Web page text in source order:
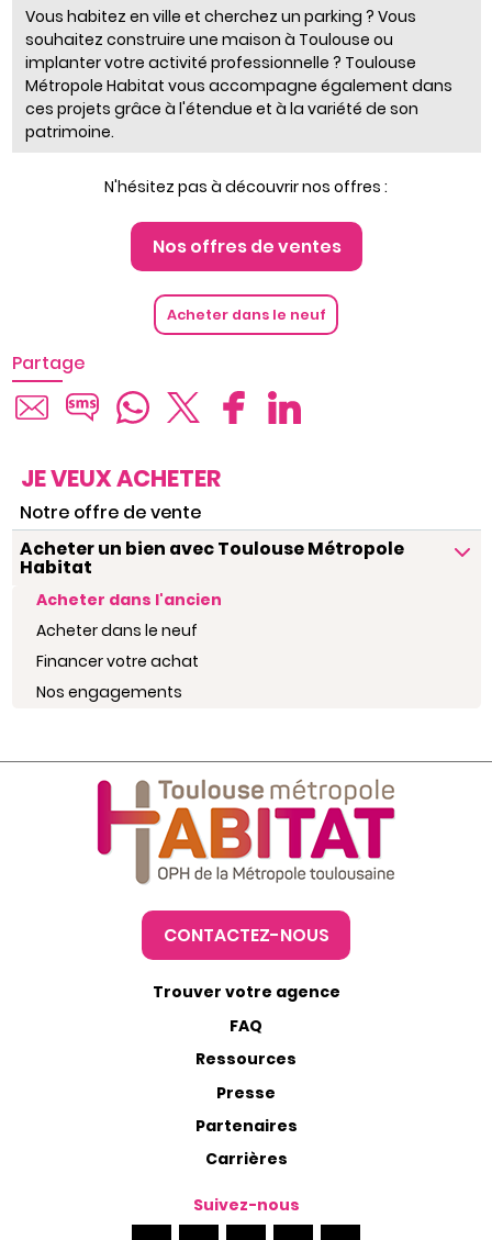
Vous habitez en ville et cherchez un parking ? Vous
souhaitez construire une maison à Toulouse ou
implanter votre activité professionnelle ? Toulouse
Métropole Habitat vous accompagne également dans
ces projets grâce à l'étendue et à la variété de son
patrimoine.
N'hésitez pas à découvrir nos offres :
Nos offres de ventes
Acheter dans le neuf
Partage
JE VEUX ACHETER
Notre offre de vente
Acheter un bien avec Toulouse Métropole
Habitat
Acheter dans l'ancien
Acheter dans le neuf
Financer votre achat
Nos engagements
CONTACTEZ-NOUS
Trouver votre agence
FAQ
Ressources
Presse
Partenaires
Carrières
Suivez-nous